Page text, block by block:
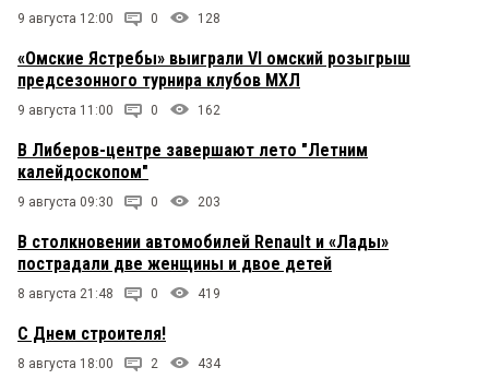
9 августа 12:00 0 128
«Омские Ястребы» выиграли VI омский розыгрыш
предсезонного турнира клубов МХЛ
9 августа 11:00 0 162
В Либеров-центре завершают лето "Летним
калейдоскопом"
9 августа 09:30 0 203
В столкновении автомобилей Renault и «Лады»
пострадали две женщины и двое детей
8 августа 21:48 0 419
С Днем строителя!
8 августа 18:00 2 434